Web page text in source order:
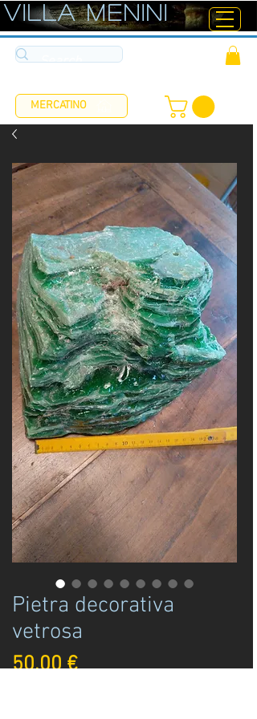
ViLLA MENINI
Pietra decorativa
vetrosa
50,00 €Prezzo
MERCATINO